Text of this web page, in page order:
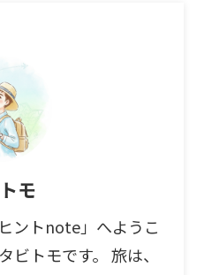
モ
ントnote」へようこ
ビトモです。 旅は、